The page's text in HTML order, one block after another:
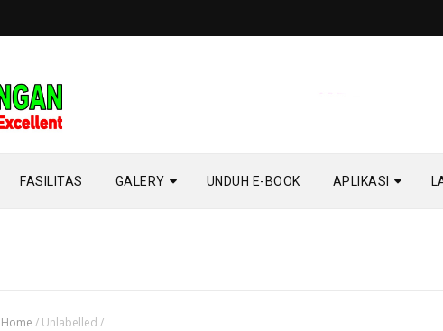
FASILITAS GALERY UNDUH E-BOOK APLIKASI
Home / Unlabelled/